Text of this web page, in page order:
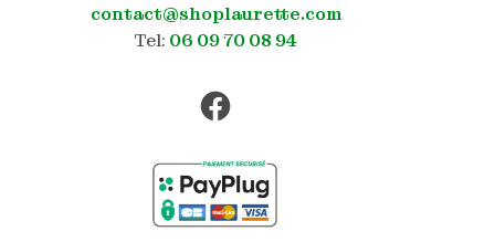
contact@shoplaurette.com
Tel: 06 09 70 08 94
Facebook